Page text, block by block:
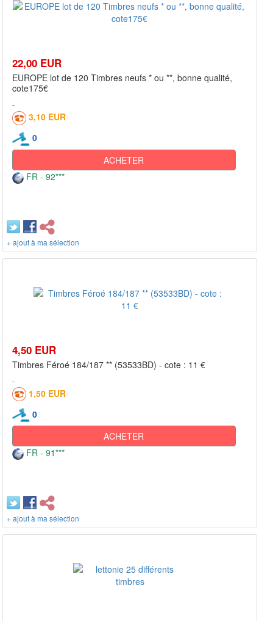
22,00 EUR
EUROPE lot de 120 Timbres neufs * ou **, bonne qualité,
cote175€
3,10 EUR
0
ACHETER
FR - 92***
+ ajout à ma sélection
4,50 EUR
Timbres Féroé 184/187 ** (53533BD) - cote : 11 €
1,50 EUR
0
ACHETER
FR - 91***
+ ajout à ma sélection